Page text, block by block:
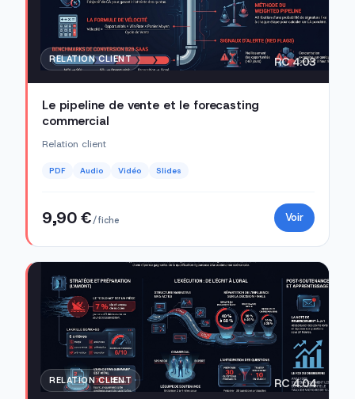
RELATION CLIENT RC 4.03
Le pipeline de vente et le forecasting
commercial
Relation client
PDF Audio Vidéo Slides
9,90 €/ fiche Voir
RELATION CLIENT RC 4.04